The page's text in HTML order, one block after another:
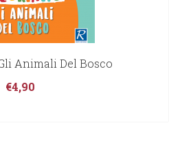
Animali Del Bosco
€4,90